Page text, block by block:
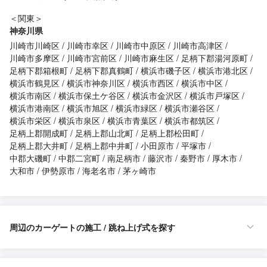
＜関東＞
神奈川県
川崎市川崎区
川崎市幸区 川崎市中原区
川崎市高津区
川崎市多摩区
川崎市宮前区 川崎市麻生区
足柄下郡湯河原町
足柄下郡箱根町
足柄下郡真鶴町 横浜市磯子区 横浜市港北区
横浜市鶴見区 横浜市神奈川区 横浜市西区 横浜市中区
横浜市南区 横浜市保土ケ谷区 横浜市金沢区 横浜市戸塚区
横浜市港南区 横浜市旭区 横浜市緑区 横浜市瀬谷区
横浜市栄区 横浜市泉区 横浜市青葉区 横浜市都筑区
足柄上郡開成町
足柄上郡山北町
足柄上郡松田町
足柄上郡大井町
足柄上郡中井町 小田原市 平塚市
中郡大磯町 中郡二宮町 南足柄市 藤沢市 秦野市
厚木市
大和市 伊勢原市 海老名市 茅ヶ崎市
周辺のカーゲートの施工 / 跳ね上げ式を探す